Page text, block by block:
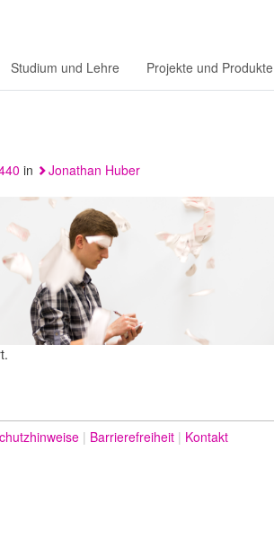
Studium und Lehre Projekte und Produkte
in Jonathan Huber
Barrierefreiheit Kontakt